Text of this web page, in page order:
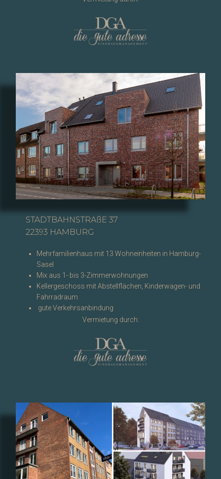
STADTBAHNSTRAßE 37
22393 HAMBURG
Mehrfamilienhaus mit 13 Wohneinheiten in Hamburg-
Sasel
Mix aus 1- bis 3-Zimmerwohnungen
Kellergeschoss mit Abstellflächen, Kinderwagen- und
Fahrradraum
gute Verkehrsanbindung
Vermietung durch: